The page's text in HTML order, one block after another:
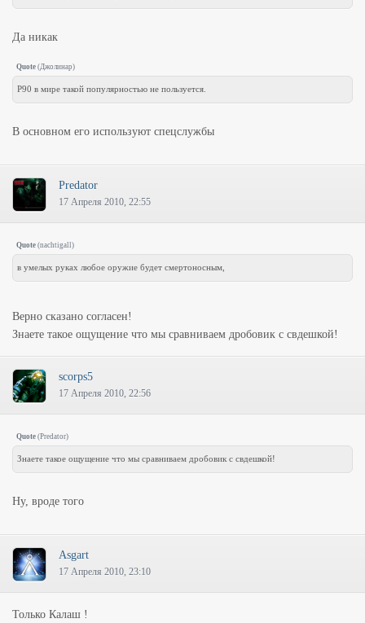
Да никак
Quote (Джолинар)
Р90 в мире такой популярностью не пользуется.
В основном его используют спецслужбы
Predator
17 Апреля 2010, 22:55
Quote (nachtigall)
в умелых руках любое оружие будет смертоносным,
Верно сказано согласен!
Знаете такое ощущение что мы сравниваем дробовик с свдешкой!
scorps5
17 Апреля 2010, 22:56
Quote (Predator)
Знаете такое ощущение что мы сравниваем дробовик с свдешкой!
Ну, вроде того
Asgart
17 Апреля 2010, 23:10
Только Калаш !